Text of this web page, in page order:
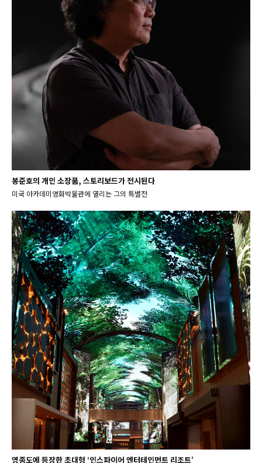
봉준호의 개인 소장품, 스토리보드가 전시된다
미국 아카데미영화박물관에 열리는 그의 특별전
영종도에 등장한 초대형 ‘인스파이어 엔터테인먼트 리조트’